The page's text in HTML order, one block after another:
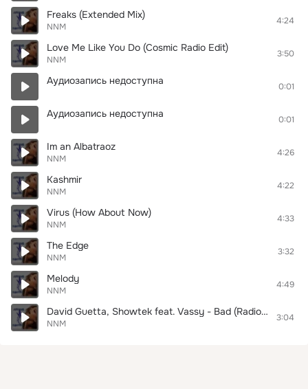
Freaks (Extended Mix)
NNM
4:24
Love Me Like You Do (Cosmic Radio Edit)
NNM
3:50
Аудиозапись недоступна 0:01
Аудиозапись недоступна 0:01
Im an Albatraoz
NNM
4:26
Kashmir
NNM
4:22
Virus (How About Now)
NNM
4:33
The Edge
NNM
3:32
Melody
NNM
4:49
David Guetta, Showtek feat. Vassy - Bad (Radio Edit) (DFM MIX)
NNM
3:04